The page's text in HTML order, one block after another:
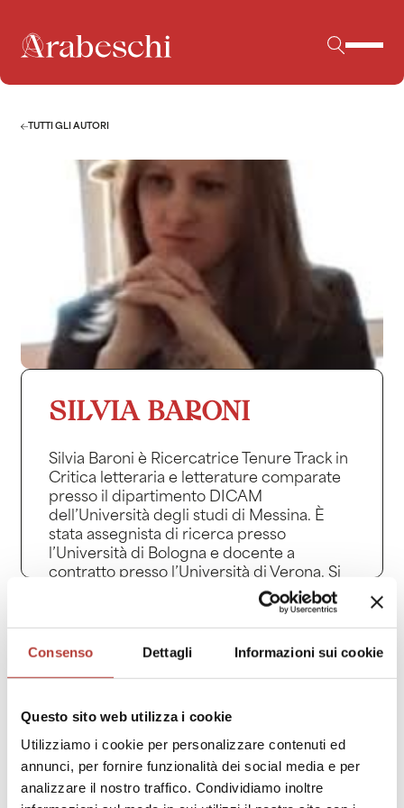
Consenso Dettagli Informazioni sui cookie
Questo sito web utilizza i cookie
Utilizziamo i cookie per personalizzare contenuti ed
annunci, per fornire funzionalità dei social media e per
analizzare il nostro traffico. Condividiamo inoltre
TUTTI GLI AUTORI
SILVIA BARONI
Silvia Baroni è Ricercatrice Tenure Track in
Critica letteraria e letterature comparate
presso il dipartimento DICAM
dell’Università degli studi di Messina. È
stata assegnista di ricerca presso
l’Università di Bologna e docente a
contratto presso l’Università di Verona. Si
occupa di letteratura illustrata dell’Otto e
Novecento, di studi visuali e intermediali,
di teoria del romanzo e di letteratura crime
italiana contemporanea. È autrice di
letteratura illustrata e il caso Balzac,
Artemide, 2023; Leggere la letteratura
illustrata: pratiche e voci (1830-1890),
Edizioni del Verri, 2024.